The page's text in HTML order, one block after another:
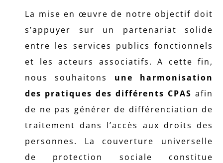
La mise en œuvre de notre objectif doit
s’appuyer sur un partenariat solide
entre les services publics fonctionnels
et les acteurs associatifs. A cette fin,
nous souhaitons une harmonisation
des pratiques des différents CPAS afin
de ne pas générer de différenciation de
traitement dans l’accès aux droits des
personnes. La couverture universelle
de protection sociale constitue